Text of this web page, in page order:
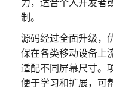
力，适合个人开发者
制。
源码经过全面升级，
保在各类移动设备上
适配不同屏幕尺寸。
便于学习和扩展，可